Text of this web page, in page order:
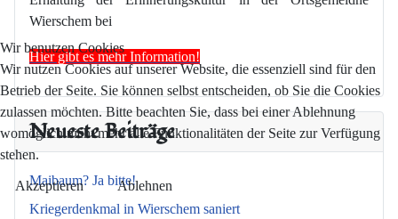
Wierschem bei
Hier gibt es mehr Information!
Neueste Beiträge
Maibaum? Ja bitte!
Kriegerdenkmal in Wierschem saniert
Wir benutzen Cookies
Wir nutzen Cookies auf unserer Website, die essenziell sind für den
Betrieb der Seite. Sie können selbst entscheiden, ob Sie die Cookies
zulassen möchten. Bitte beachten Sie, dass bei einer Ablehnung
womöglich nicht mehr alle Funktionalitäten der Seite zur Verfügung
stehen.
Akzeptieren Ablehnen